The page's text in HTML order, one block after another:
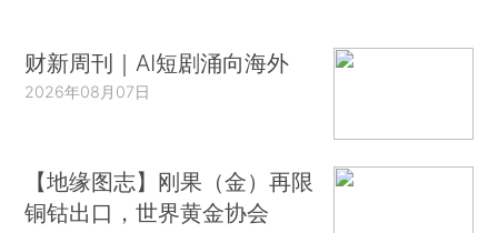
财新周刊｜AI短剧涌向海外
2026年08月07日
【地缘图志】刚果（金）再限
铜钴出口，世界黄金协会